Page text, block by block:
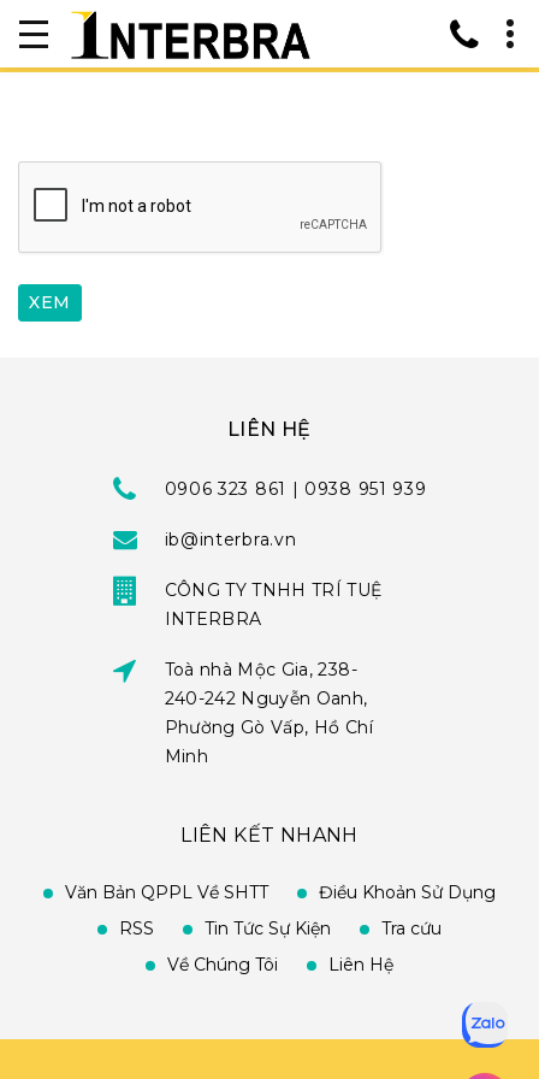
LIÊN HỆ
0906 323 861 | 0938 951 939
ib@interbra.vn
CÔNG TY TNHH TRÍ TUỆ
INTERBRA
Toà nhà Mộc Gia, 238-
240-242 Nguyễn Oanh,
Phường Gò Vấp, Hồ Chí
Minh
LIÊN KẾT NHANH
Văn Bản QPPL Về SHTT
Điều Khoản Sử Dụng
RSS
Tin Tức Sự Kiện
Tra cứu
Về Chúng Tôi
Liên Hệ